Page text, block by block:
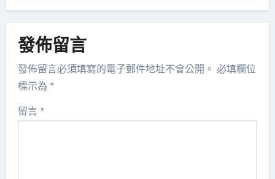
發佈留言
發佈留言必須填寫的電子郵件地址不會公開。 必填欄位
標示為 *
留言 *